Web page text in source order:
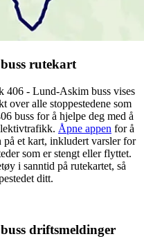
rutekart
- Lund-Askim buss vises
over alle stoppestedene som
buss for å hjelpe deg med å
Åpne appen for å
på et kart, inkludert varsler for
som er stengt eller flyttet.
i sanntid på rutekartet, så
ditt.
driftsmeldinger